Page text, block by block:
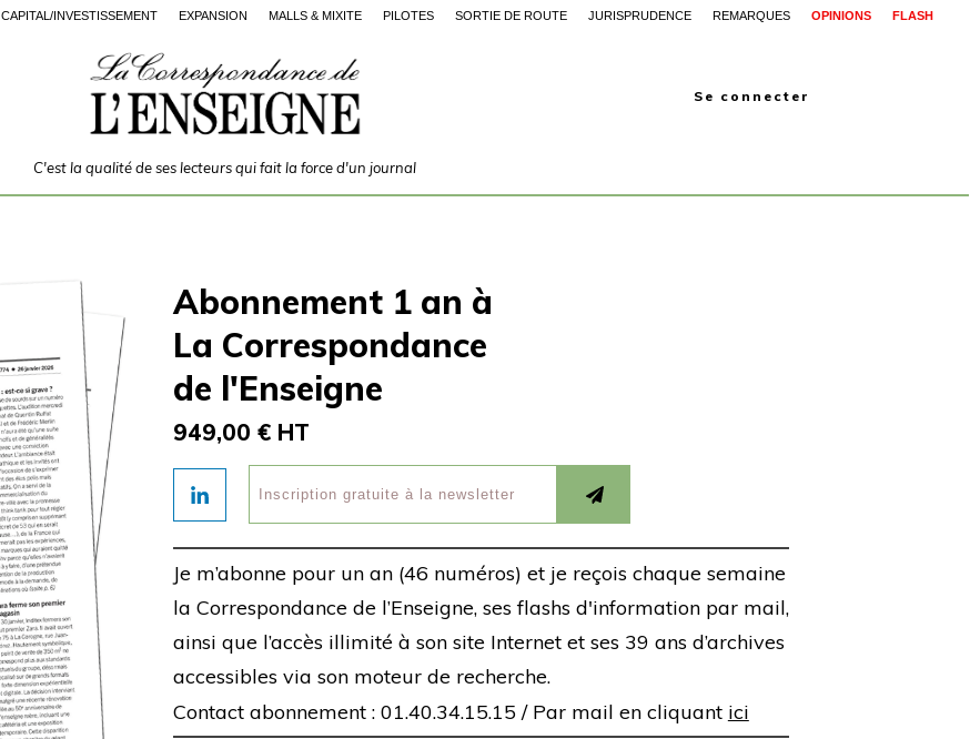
CAPITAL/INVESTISSEMENT EXPANSION MALLS & MIXITÉ PILOTES SORTIE DE ROUTE JURISPRUDENCE REMARQUES OPINIONS FLASH
C'est la qualité de ses lecteurs qui fait la force d'un journal
Se connecter
Abonnement 1 an à
La Correspondance
de l'Enseigne
949,00 € HT
Je m’abonne pour un an (46 numéros) et je reçois chaque semaine
la Correspondance de l’Enseigne, ses flashs d'information par mail,
ainsi que l’accès illimité à son site Internet et ses 39 ans d’archives
accessibles via son moteur de recherche.
Contact abonnement : 01.40.34.15.15 / Par mail en cliquant ici